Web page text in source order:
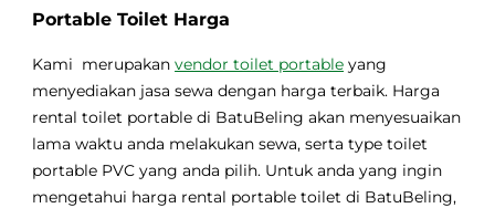
Portable Toilet Harga
Kami merupakanvendor toilet portable yang
menyediakan jasa sewa dengan harga terbaik. Harga
rental toilet portable di BatuBeling akan menyesuaikan
lama waktu anda melakukan sewa, serta type toilet
portable PVC yang anda pilih. Untuk anda yang ingin
mengetahui harga rental portable toilet di BatuBeling,